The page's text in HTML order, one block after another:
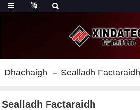
Dhachaigh Sealladh Factaraidh
Sealladh Factaraidh